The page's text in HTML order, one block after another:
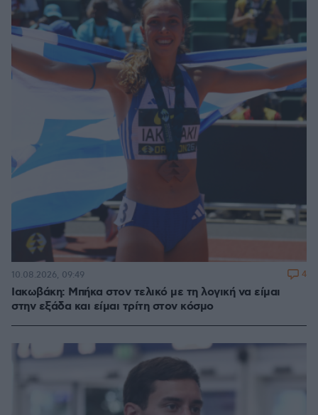
Ιακωβάκη: Μπήκα στον τελικό με τη λογική να είμαι
στην εξάδα και είμαι τρίτη στον κόσμο
10.08.2026, 09:49 4